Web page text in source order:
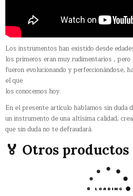
Los instrumentos han existido desde
los primeros eran muy rudimentarios ,
fueron evolucionando y perfeccionándose,
el que
los conocemos hoy.
En el presente artículo hablamos sin duda
un instrumento de una altísima calidad,
que sin duda no te defraudará.
🏅 Otros productos